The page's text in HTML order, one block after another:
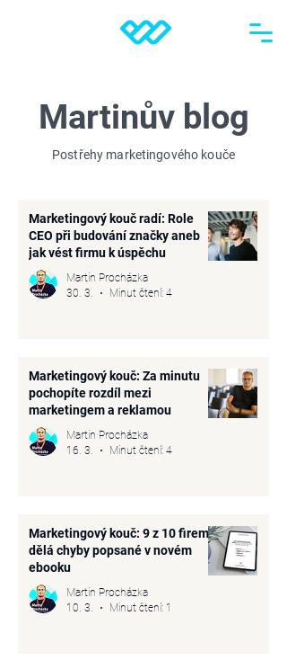
Martinův blog
Postřehy marketingového kouče
Marketingový kouč radí: Role
CEO při budování značky aneb
jak vést firmu k úspěchu
Martin Procházka
30. 3.
Minut čtení: 4
Marketingový kouč: Za minutu
pochopíte rozdíl mezi
marketingem a reklamou
Martin Procházka
16. 3.
Minut čtení: 4
Marketingový kouč: 9 z 10 firem
dělá chyby popsané v novém
ebooku
Martin Procházka
10. 3.
Minut čtení: 1